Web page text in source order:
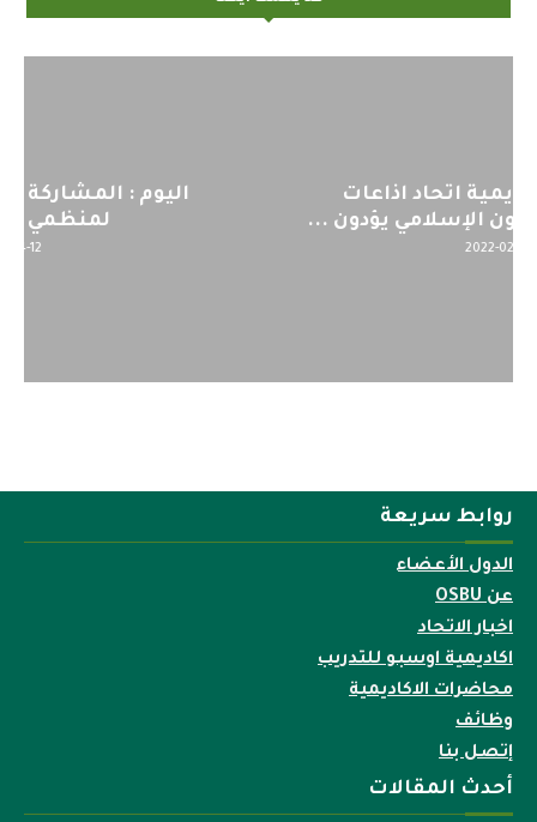
اليوم : المشاركة بالاجتماع التحضيري
لمنظمي قمة اسيا...
روابط سريعة
الدول الأعضاء
عن OSBU
اخبار الاتحاد
اكاديمية اوسبو للتدريب
محاضرات الاكاديمية
وظائف
إتصل بنا
أحدث المقالات